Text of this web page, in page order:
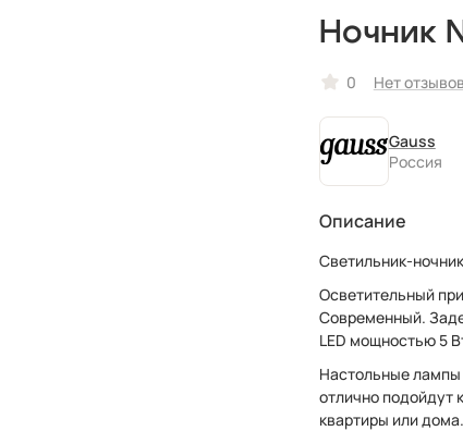
Ночник
0 Нет отзывов
Gauss
Россия
Описание
Светильник-
Осветительный
Современный.
LED мощностью 5
Настольные лампы
отлично подойдут
квартиры или